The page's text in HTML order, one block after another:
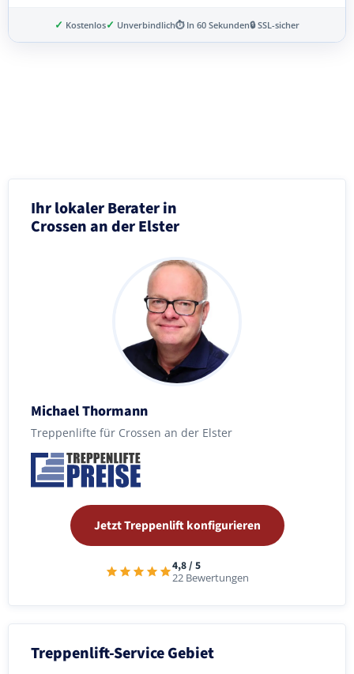
✓ Kostenlos✓ Unverbindlich⏱ In 60 Sekunden🔒 SSL-sicher
Ihr lokaler Berater in
Crossen an der Elster
Michael Thormann
Treppenlifte für Crossen an der Elster
Jetzt Treppenlift konfigurieren
4,8 / 5
22 Bewertungen
Treppenlift-Service Gebiet